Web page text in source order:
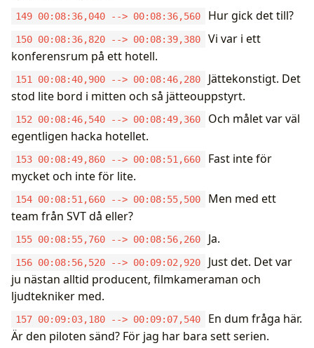
149 00:08:36,040 --> 00:08:36,560 Hur gick det till?
150 00:08:36,820 --> 00:08:39,380
Vi var i ett
konferensrum på ett hotell.
151 00:08:40,900 --> 00:08:46,280
Jättekonstigt. Det
stod lite bord i mitten och så jätteouppstyrt.
152 00:08:46,540 --> 00:08:49,360
Och målet var väl
egentligen hacka hotellet.
153 00:08:49,860 --> 00:08:51,660
Fast inte för
mycket och inte för lite.
154 00:08:51,660 --> 00:08:55,500
Men med ett
team från SVT då eller?
155 00:08:55,760 --> 00:08:56,260 Ja.
156 00:08:56,520 --> 00:09:02,920
Just det. Det var
ju nästan alltid producent, filmkameraman och
ljudtekniker med.
157 00:09:03,180 --> 00:09:07,540
En dum fråga här.
Är den piloten sänd? För jag har bara sett serien.